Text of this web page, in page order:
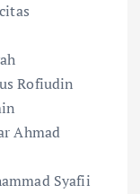
Rofiudin
Ahmad
Syafii